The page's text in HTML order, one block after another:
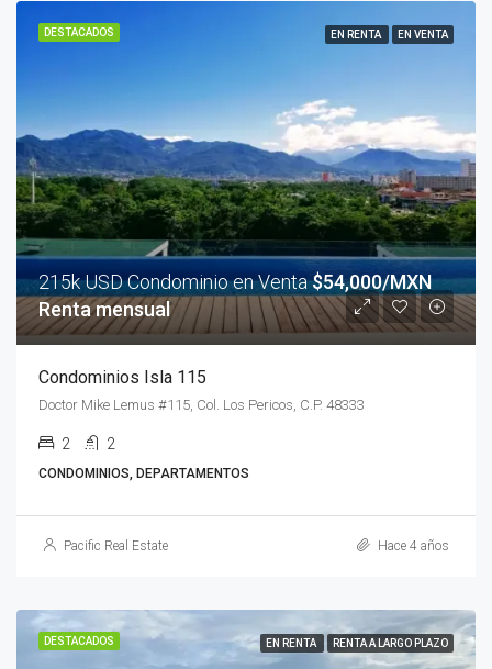
DESTACADOS EN RENTA EN VENTA
215k USD Condominio en Venta$54,000/MXN
Renta mensual
Condominios Isla 115
Doctor Mike Lemus #115, Col. Los Pericos, C.P. 48333
2 2
CONDOMINIOS, DEPARTAMENTOS
Pacific Real Estate Hace 4 años
DESTACADOS EN RENTA RENTA A LARGO PLAZO